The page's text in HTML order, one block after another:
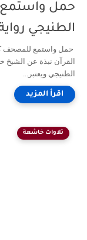
حمل واستمع
الطنيجي
حمل واستمع للمصحف
القرآن نبذة عن الشيخ
الطنيجي ويعتبر...
تلاوات خاشعة